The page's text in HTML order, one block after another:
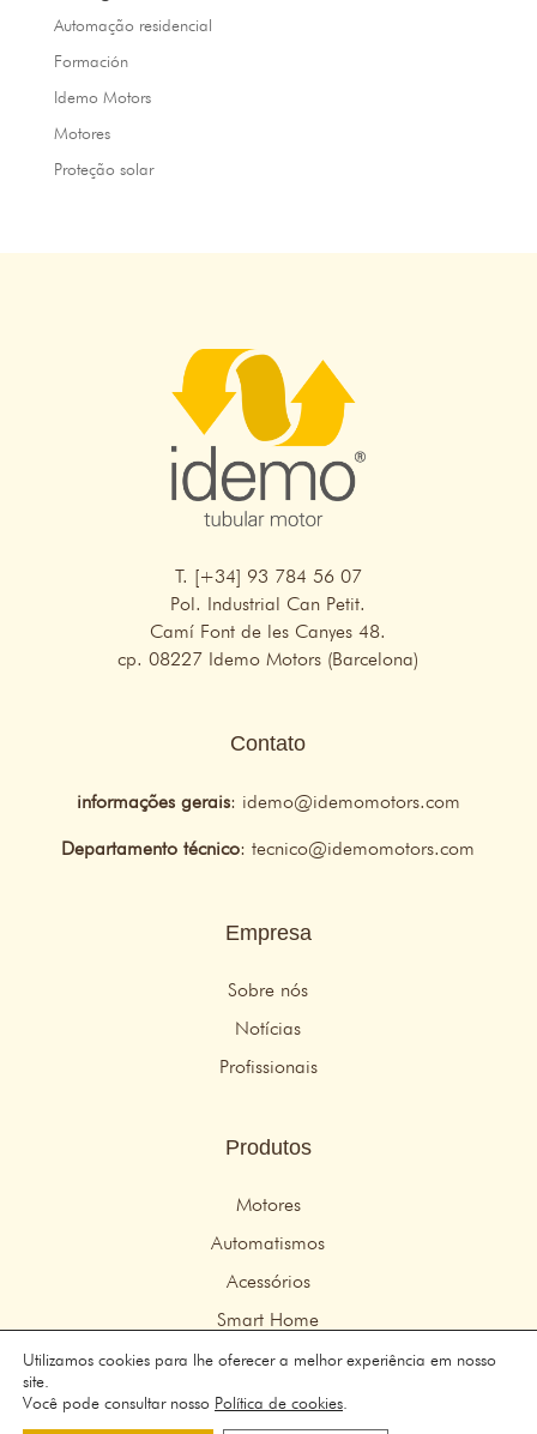
Automação residencial
Formación
Idemo Motors
Motores
Proteção solar
T. [+34] 93 784 56 07
Pol. Industrial Can Petit.
Camí Font de les Canyes 48.
cp. 08227 Idemo Motors (Barcelona)
Contato
informações gerais: idemo@idemomotors.com
Departamento técnico:tecnico@idemomotors.com
Empresa
Sobre nós
Notícias
Profissionais
Produtos
Motores
Automatismos
Acessórios
Smart Home
© 2026 Idemo Motors – Todos os direitos reservados
Aviso legal–política de Privacidade–Política de cookies
Utilizamos cookies para lhe oferecer a melhor experiência em nosso
site.
Você pode consultar nosso Política de cookies